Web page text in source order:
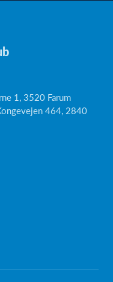
1, 3520 Farum
464, 2840